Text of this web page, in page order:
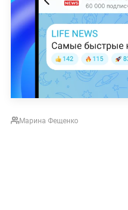
Марина Фещенко